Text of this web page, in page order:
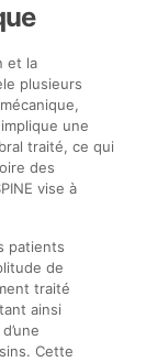
et la
plusieurs
une
traité, ce qui
des
vise à
patients
de
traité
ainsi
Cette